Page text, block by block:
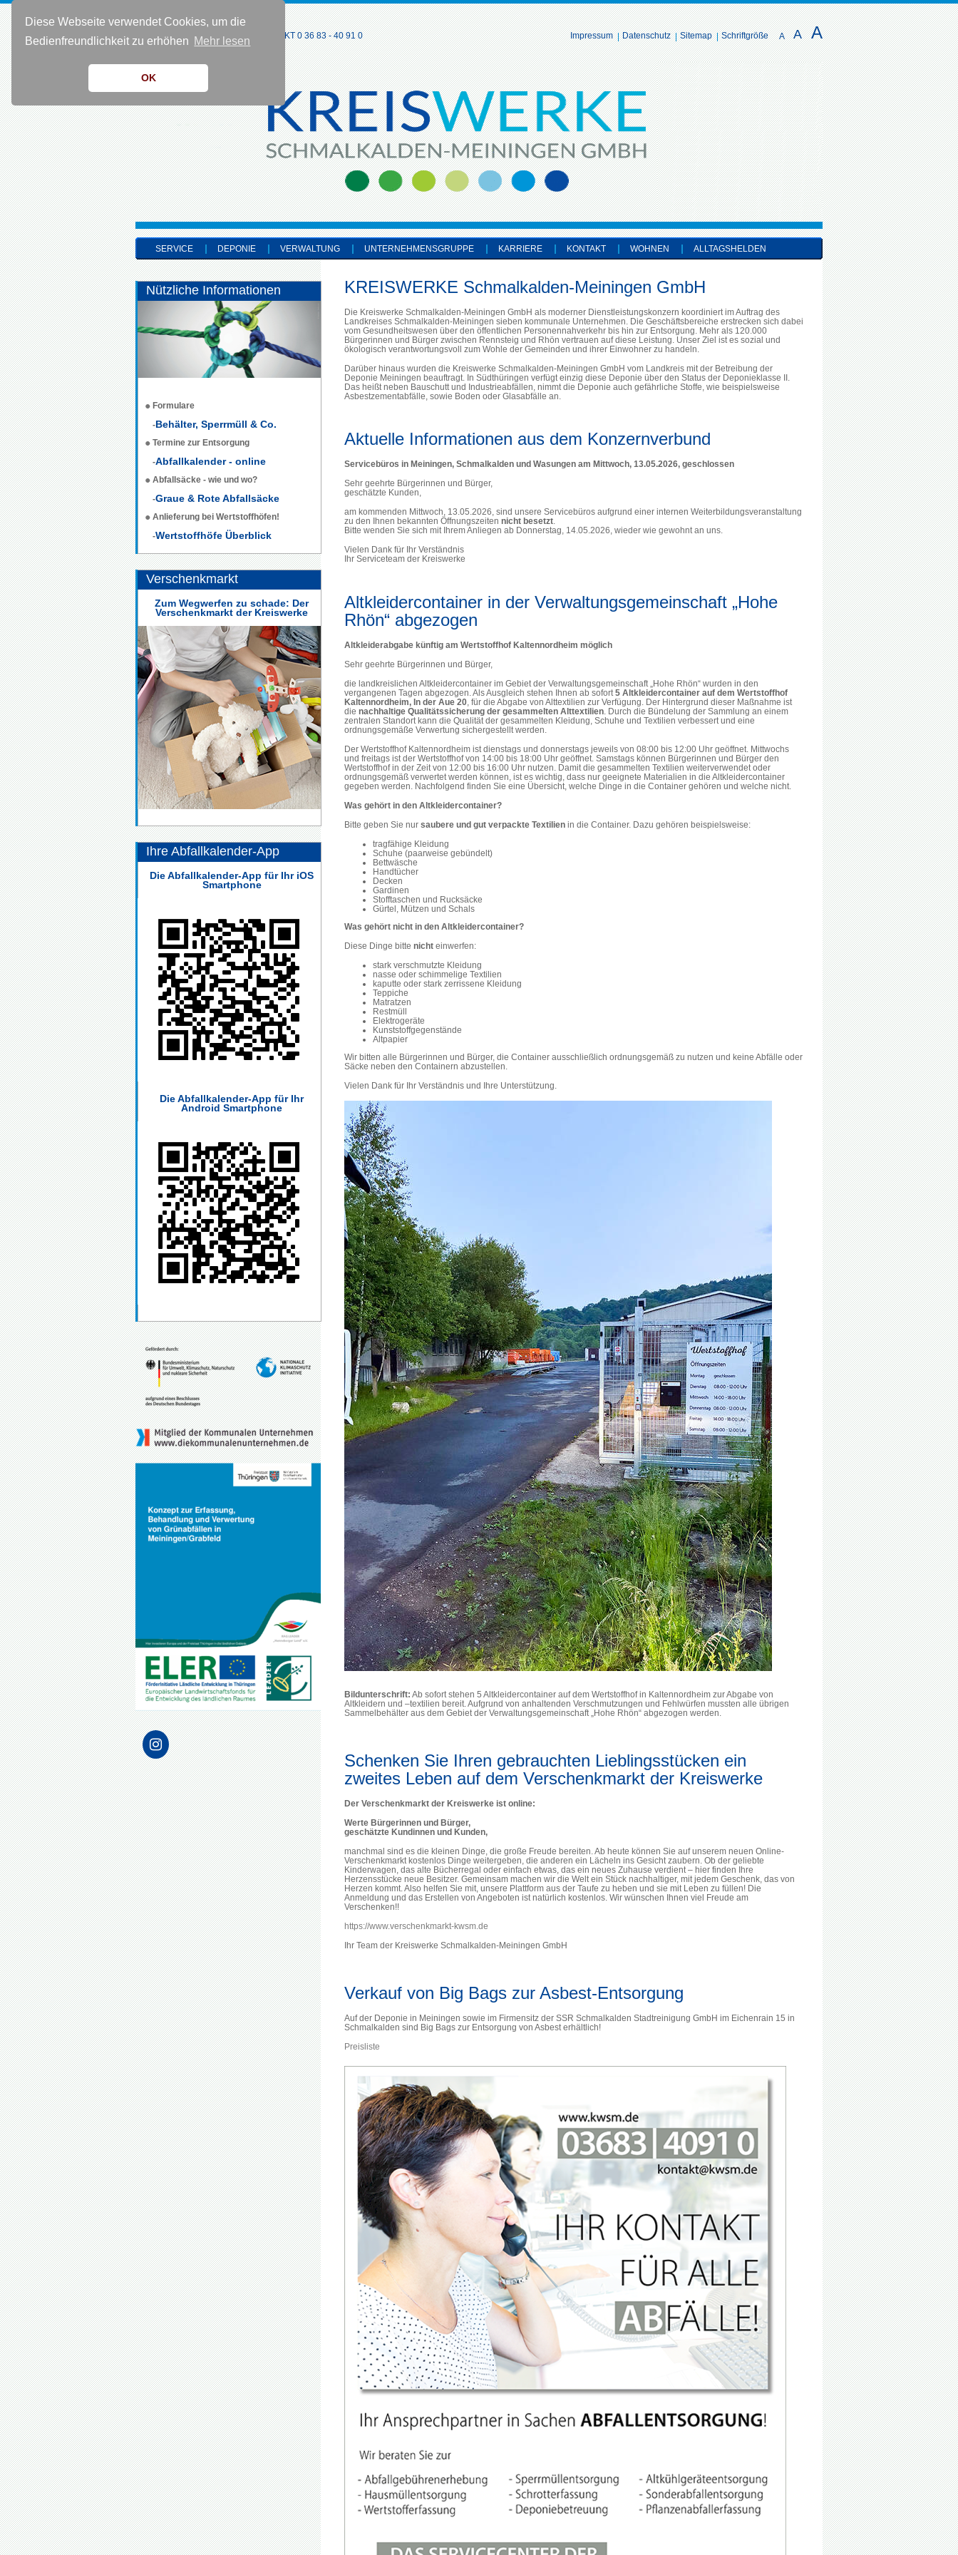
Diese Webseite verwendet Cookies, um die
Bedienfreundlichkeit zu erhöhen Mehr lesen
OK
KONTAKT 0 36 83 - 40 91 0 A A A
Impressum Datenschutz Sitemap Schriftgröße
SERVICE DEPONIE VERWALTUNG UNTERNEHMENSGRUPPE KARRIERE KONTAKT WOHNEN ALLTAGSHELDEN
KREISWERKE Schmalkalden-Meiningen GmbH
Die Kreiswerke Schmalkalden-Meiningen GmbH als moderner Dienstleistungskonzern koordiniert im Auftrag des
Landkreises Schmalkalden-Meiningen sieben kommunale Unternehmen. Die Geschäftsbereiche erstrecken sich dabei
vom Gesundheitswesen über den öffentlichen Personennahverkehr bis hin zur Entsorgung. Mehr als 120.000
Bürgerinnen und Bürger zwischen Rennsteig und Rhön vertrauen auf diese Leistung. Unser Ziel ist es sozial und
ökologisch verantwortungsvoll zum Wohle der Gemeinden und ihrer Einwohner zu handeln.
Darüber hinaus wurden die Kreiswerke Schmalkalden-Meiningen GmbH vom Landkreis mit der Betreibung der
Deponie Meiningen beauftragt. In Südthüringen verfügt einzig diese Deponie über den Status der Deponieklasse II.
Das heißt neben Bauschutt und Industrieabfällen, nimmt die Deponie auch gefährliche Stoffe, wie beispielsweise
Asbestzementabfälle, sowie Boden oder Glasabfälle an.
Aktuelle Informationen aus dem Konzernverbund
Servicebüros in Meiningen, Schmalkalden und Wasungen am Mittwoch, 13.05.2026, geschlossen
Sehr geehrte Bürgerinnen und Bürger,
geschätzte Kunden,
am kommenden Mittwoch, 13.05.2026, sind unsere Servicebüros aufgrund einer internen Weiterbildungsveranstaltung
zu den Ihnen bekannten Öffnungszeiten nicht besetzt.
Bitte wenden Sie sich mit Ihrem Anliegen ab Donnerstag, 14.05.2026, wieder wie gewohnt an uns.
Vielen Dank für Ihr Verständnis
Ihr Serviceteam der Kreiswerke
Altkleidercontainer in der Verwaltungsgemeinschaft „Hohe
Rhön“ abgezogen
Altkleiderabgabe künftig am Wertstoffhof Kaltennordheim möglich
Sehr geehrte Bürgerinnen und Bürger,
die landkreislichen Altkleidercontainer im Gebiet der Verwaltungsgemeinschaft „Hohe Rhön“ wurden in den
vergangenen Tagen abgezogen. Als Ausgleich stehen Ihnen ab sofort5 Altkleidercontainer auf dem Wertstoffhof
Kaltennordheim, In der Aue 20, für die Abgabe von Alttextilien zur Verfügung. Der Hintergrund dieser Maßnahme ist
die nachhaltige Qualitätssicherung der gesammelten Alttextilien. Durch die Bündelung der Sammlung an einem
zentralen Standort kann die Qualität der gesammelten Kleidung, Schuhe und Textilien verbessert und eine
ordnungsgemäße Verwertung sichergestellt werden.
Der Wertstoffhof Kaltennordheim ist dienstags und donnerstags jeweils von 08:00 bis 12:00 Uhr geöffnet. Mittwochs
und freitags ist der Wertstoffhof von 14:00 bis 18:00 Uhr geöffnet. Samstags können Bürgerinnen und Bürger den
Wertstoffhof in der Zeit von 12:00 bis 16:00 Uhr nutzen. Damit die gesammelten Textilien weiterverwendet oder
ordnungsgemäß verwertet werden können, ist es wichtig, dass nur geeignete Materialien in die Altkleidercontainer
gegeben werden. Nachfolgend finden Sie eine Übersicht, welche Dinge in die Container gehören und welche nicht.
Was gehört in den Altkleidercontainer?
Bitte geben Sie nur saubere und gut verpackte Textilien in die Container. Dazu gehören beispielsweise:
tragfähige Kleidung
Schuhe (paarweise gebündelt)
Bettwäsche
Handtücher
Decken
Gardinen
Stofftaschen und Rucksäcke
Gürtel, Mützen und Schals
Was gehört nicht in den Altkleidercontainer?
Diese Dinge bitte nicht einwerfen:
stark verschmutzte Kleidung
nasse oder schimmelige Textilien
kaputte oder stark zerrissene Kleidung
Teppiche
Matratzen
Restmüll
Elektrogeräte
Kunststoffgegenstände
Altpapier
Wir bitten alle Bürgerinnen und Bürger, die Container ausschließlich ordnungsgemäß zu nutzen und keine Abfälle oder
Säcke neben den Containern abzustellen.
Vielen Dank für Ihr Verständnis und Ihre Unterstützung.
Bildunterschrift: Ab sofort stehen 5 Altkleidercontainer auf dem Wertstoffhof in Kaltennordheim zur Abgabe von
Altkleidern und –textilien bereit. Aufgrund von anhaltenden Verschmutzungen und Fehlwürfen mussten alle übrigen
Sammelbehälter aus dem Gebiet der Verwaltungsgemeinschaft „Hohe Rhön“ abgezogen werden.
Schenken Sie Ihren gebrauchten Lieblingsstücken ein
zweites Leben auf dem Verschenkmarkt der Kreiswerke
Der Verschenkmarkt der Kreiswerke ist online:
Werte Bürgerinnen und Bürger,
geschätzte Kundinnen und Kunden,
manchmal sind es die kleinen Dinge, die große Freude bereiten. Ab heute können Sie auf unserem neuen Online-
Verschenkmarkt kostenlos Dinge weitergeben, die anderen ein Lächeln ins Gesicht zaubern. Ob der geliebte
Kinderwagen, das alte Bücherregal oder einfach etwas, das ein neues Zuhause verdient – hier finden Ihre
Herzensstücke neue Besitzer. Gemeinsam machen wir die Welt ein Stück nachhaltiger, mit jedem Geschenk, das von
Herzen kommt. Also helfen Sie mit, unsere Plattform aus der Taufe zu heben und sie mit Leben zu füllen! Die
Anmeldung und das Erstellen von Angeboten ist natürlich kostenlos. Wir wünschen Ihnen viel Freude am
Verschenken!!
https://www.verschenkmarkt-kwsm.de
Ihr Team der Kreiswerke Schmalkalden-Meiningen GmbH
Verkauf von Big Bags zur Asbest-Entsorgung
Auf der Deponie in Meiningen sowie im Firmensitz der SSR Schmalkalden Stadtreinigung GmbH im Eichenrain 15 in
Schmalkalden sind Big Bags zur Entsorgung von Asbest erhältlich!
Preisliste
Nützliche Informationen
Formulare
-Behälter, Sperrmüll & Co.
Termine zur Entsorgung
-Abfallkalender - online
Abfallsäcke - wie und wo?
-Graue & Rote Abfallsäcke
Anlieferung bei Wertstoffhöfen!
-Wertstoffhöfe Überblick
Sie
hier...
Verschenkmarkt
Zum Wegwerfen zu schade: Der
Verschenkmarkt der Kreiswerke
Ihre Abfallkalender-App
Die Abfallkalender-App für Ihr iOS
Smartphone
Die Abfallkalender-App für Ihr
Android Smartphone